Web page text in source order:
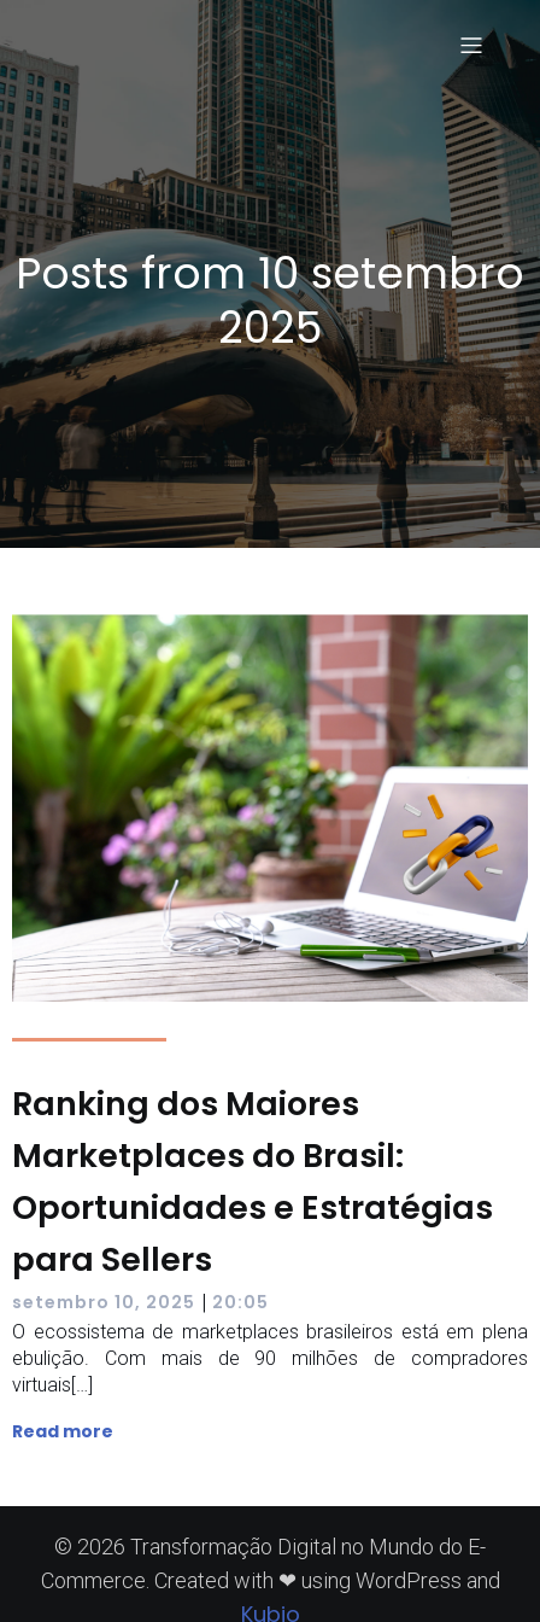
Posts from 10 setembro
2025
Ranking dos Maiores
Marketplaces do Brasil:
Oportunidades e Estratégias
para Sellers
setembro 10, 2025 | 20:05
O ecossistema de marketplaces brasileiros está em plena
ebulição. Com mais de 90 milhões de compradores
virtuais[…]
Read more
© 2026 Transformação Digital no Mundo do E-
Commerce. Created with ❤ using WordPress and
Kubio